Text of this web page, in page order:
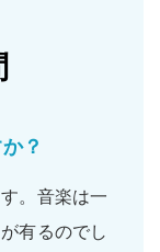
？
。音楽は一
有るのでし